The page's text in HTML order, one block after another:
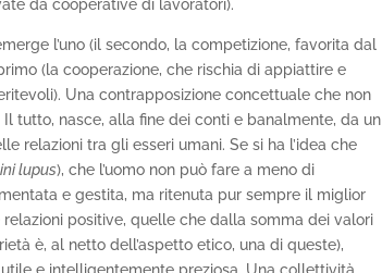
da cooperative di lavoratori).
l’uno (il secondo, la competizione, favorita dal
(la cooperazione, che rischia di appiattire e
Una contrapposizione concettuale che non
tutto, nasce, alla fine dei conti e banalmente, da un
relazioni tra gli esseri umani. Se si ha l’idea che
lupus), che l’uomo non può fare a meno di
e gestita, ma ritenuta pur sempre il miglior
positive, quelle che dalla somma dei valori
è, al netto dell’aspetto etico, una di queste),